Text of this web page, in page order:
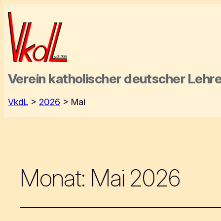
Verein katholischer deutscher
VkdL > 2026 > Mai
Monat: Mai 2026